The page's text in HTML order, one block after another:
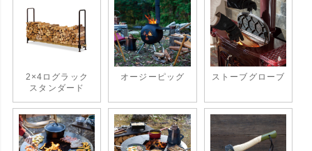
2×4ログラック
スタンダード
オージーピッグ ストーブグローブ